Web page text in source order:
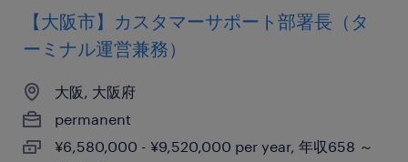
【大阪市】カスタマーサポート部署長（タ
ーミナル運営兼務）
大阪, 大阪府
permanent
¥6,580,000 - ¥9,520,000 per year, 年収658 ～